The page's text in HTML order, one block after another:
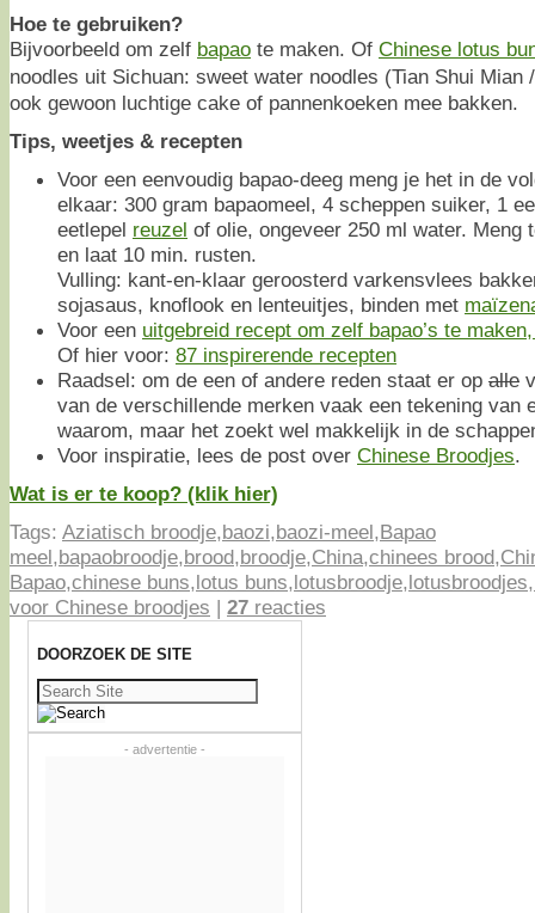
Hoe te gebruiken?
Bijvoorbeeld om zelf bapao te maken. Of Chinese lotus
noodles uit Sichuan: sweet water noodles (Tian Shui
ook gewoon luchtige cake of pannenkoeken mee bakken.
Tips, weetjes & recepten
Voor een eenvoudig bapao-deeg meng je het in de
elkaar: 300 gram bapaomeel, 4 scheppen suiker, 1
eetlepel reuzel of olie, ongeveer 250 ml water. Meng
en laat 10 min. rusten.
Vulling: kant-en-klaar geroosterd varkensvlees
sojasaus, knoflook en lenteuitjes, binden met
Voor een uitgebreid recept om zelf bapao’s te
Of hier voor: 87 inspirerende recepten
Raadsel: om de een of andere reden staat er op alle
van de verschillende merken vaak een tekening van
waarom, maar het zoekt wel makkelijk in de
Voor inspiratie, lees de post over Chinese Broodjes.
Wat is er te koop? (klik hier)
Tags: Aziatisch broodje,baozi,baozi-meel,Bapao
meel,bapaobroodje,brood,broodje,China,chinees brood,
Bapao,chinese buns,lotus buns,lotusbroodje,lotusbroodjes,
voor Chinese broodjes | 27 reacties
DOORZOEK DE SITE
Zoeken
naar:
- advertentie -